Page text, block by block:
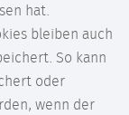
hat.
bleiben auch
So kann
oder
wenn der